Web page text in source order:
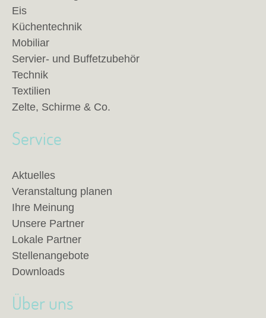
Eis
Küchentechnik
Mobiliar
Servier- und Buffetzubehör
Technik
Textilien
Zelte, Schirme & Co.
Service
Aktuelles
Veranstaltung planen
Ihre Meinung
Unsere Partner
Lokale Partner
Stellenangebote
Downloads
Über uns